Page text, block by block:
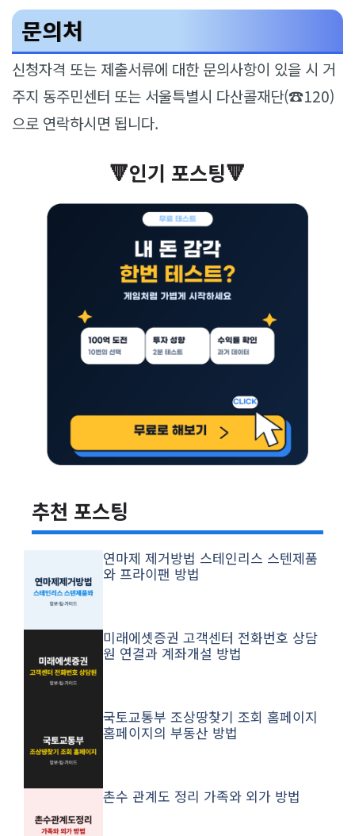
문의처
신청자격 또는 제출서류에 대한 문의사항이 있을 시 거
주지 동주민센터 또는 서울특별시 다산콜재단(☎120)
으로 연락하시면 됩니다.
🔻인기 포스팅🔻
추천 포스팅
연마제 제거방법 스테인리스 스텐제품
와 프라이팬 방법
미래에셋증권 고객센터 전화번호 상담
원 연결과 계좌개설 방법
국토교통부 조상땅찾기 조회 홈페이지
홈페이지의 부동산 방법
촌수 관계도 정리 가족와 외가 방법